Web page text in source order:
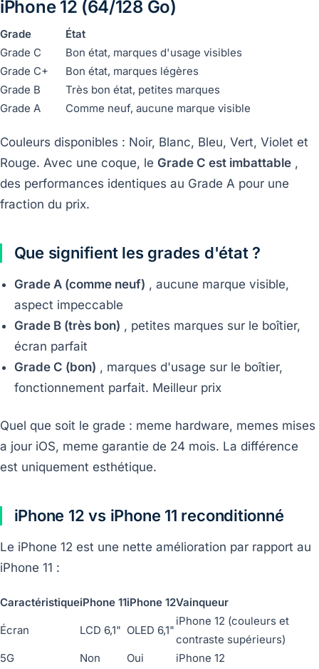
iPhone 12 (64/128 Go)
Grade
État
Grade C
Bon état, marques d'usage visibles
Grade C+
Bon état, marques légères
Grade B
Très bon état, petites marques
Grade A
Comme neuf, aucune marque visible
Couleurs disponibles : Noir, Blanc, Bleu, Vert, Violet et
Rouge. Avec une coque, le Grade C est imbattable ,
des performances identiques au Grade A pour une
fraction du prix.
Que signifient les grades d'état ?
Grade A (comme neuf) , aucune marque visible,
aspect impeccable
Grade B (très bon) , petites marques sur le boîtier,
écran parfait
Grade C (bon) , marques d'usage sur le boîtier,
fonctionnement parfait. Meilleur prix
Quel que soit le grade : meme hardware, memes mises
a jour iOS, meme garantie de 24 mois. La différence
est uniquement esthétique.
iPhone 12 vs iPhone 11 reconditionné
Le iPhone 12 est une nette amélioration par rapport au
iPhone 11 :
CaractéristiqueiPhone 11iPhone 12Vainqueur
Écran LCD 6,1" OLED 6,1"
iPhone 12 (couleurs et
contraste supérieurs)
5G
Non Oui iPhone 12